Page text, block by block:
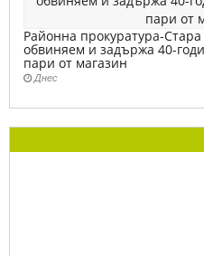
Районна прокуратура-
обвиняем и задържа 40-
пари от магазин
Днес